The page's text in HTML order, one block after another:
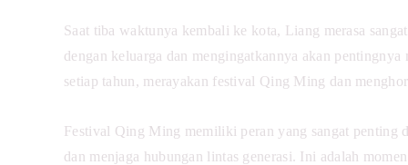
Saat tiba waktunya kembali ke kota, Liang merasa
dengan keluarga dan mengingatkannya akan
setiap tahun, merayakan festival Qing Ming dan
Festival Qing Ming memiliki peran yang sangat penting
dan menjaga hubungan lintas generasi. Ini adalah